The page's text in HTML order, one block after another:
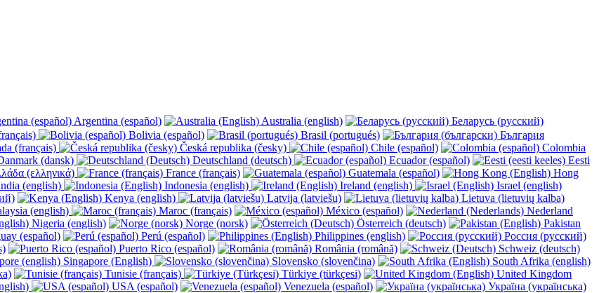
Argentina (español) Australia (english)
Беларусь (русский)
Bolivia (español) Brasil (portugués)
България
(français) Česká republika (česky) Chile (español)
Colombia
(dansk) Deutschland (deutsch) Ecuador (español)
Eesti
(ελληνικά) France (français) Guatemala (español)
Hong
(english) Indonesia (english) Ireland (english)
Israel (english)
Kenya (english) Latvija (latviešu)
Lietuva (lietuvių kalba)
(english) Maroc (français) México (español)
Nederland
Nigeria (english) Norge (norsk) Österreich (deutsch)
Pakistan
(español) Perú (español) Philippines (english)
Россия (русский)
Puerto Rico (español) România (română)
Schweiz (deutsch)
Singapore (English) Slovensko (slovenčina)
South Afrika (english)
Tunisie (français) Türkiye (türkçesi)
United Kingdom
USA (español) Venezuela (español)
Україна (українська)